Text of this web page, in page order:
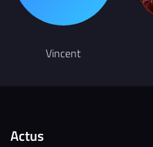
Vincent
Actus